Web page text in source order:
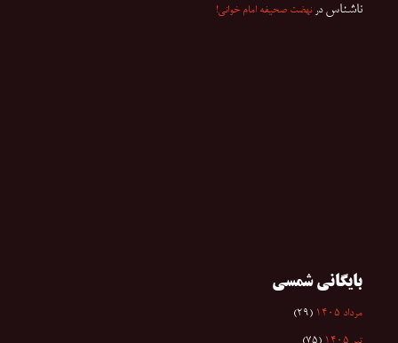
ناشناس درنهضت صحیفه امام خوانی!
بایگانی شمسی
مرداد ۱۴۰۵ (۲۹)